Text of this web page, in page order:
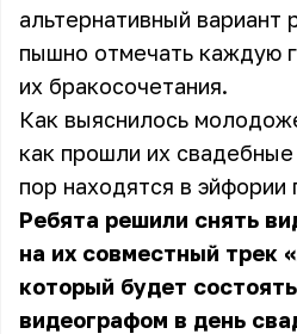
альтернативный вариант
пышно отмечать каждую
их бракосочетания.
Как выяснилось
как прошли их
пор находятся в эйфории
Ребята решили снять
на их совместный трек
который будет
видеографом в день